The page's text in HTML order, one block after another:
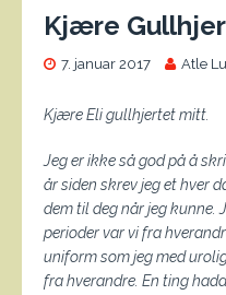
Kjære
7. januar 2017 Atle
Kjære Eli gullhjertet mitt.
Jeg er ikke så god på å
år siden skrev jeg et hver
dem til deg når jeg kunne.
perioder var vi fra
uniform som jeg med
fra hverandre. En ting